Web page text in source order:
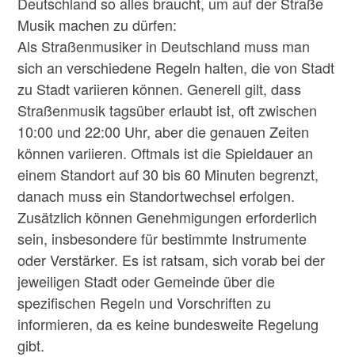
Musik machen zu dürfen:
Als Straßenmusiker in Deutschland muss man
sich an verschiedene Regeln halten, die von Stadt
zu Stadt variieren können. Generell gilt, dass
Straßenmusik tagsüber erlaubt ist, oft zwischen
10:00 und 22:00 Uhr, aber die genauen Zeiten
können variieren. Oftmals ist die Spieldauer an
einem Standort auf 30 bis 60 Minuten begrenzt,
danach muss ein Standortwechsel erfolgen.
Zusätzlich können Genehmigungen erforderlich
sein, insbesondere für bestimmte Instrumente
oder Verstärker. Es ist ratsam, sich vorab bei der
jeweiligen Stadt oder Gemeinde über die
spezifischen Regeln und Vorschriften zu
informieren, da es keine bundesweite Regelung
gibt.